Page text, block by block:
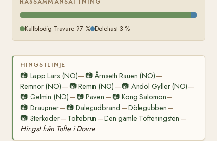
RASSAMMANSÄTTNING
Kallblodig Travare 97 % Dölehäst 3 %
HINGSTLINJE
📷 Lapp Lars (NO)— 📷Årnseth Rauen (NO) —
Remnor (NO) — 📷Remin (NO) —📷 Andöl Gyller (NO)—
📷 Gelmin (NO)— 📷Paven — 📷 Kong Salomon—
📷 Draupner— 📷Dalegudbrand —Dölegubben—
📷 Sterkoder— Toftebrun —Den gamle Toftehingsten —
Hingst från Tofte i Dovre